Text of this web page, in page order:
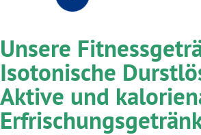
Unsere
Isotonische
Aktive und